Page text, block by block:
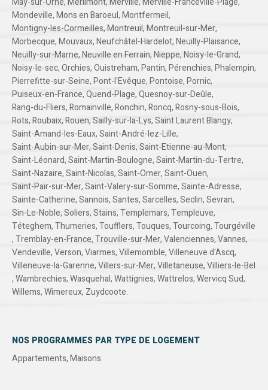
Mondeville,Mons en Baroeul,Montfermeil,
Montigny-les-Cormeilles,Montreuil,Montreuil-sur-Mer,
Morbecque,Mouvaux,Neufchâtel-Hardelot,Neuilly-Plaisance,
Neuilly-sur-Marne,Neuville en Ferrain,Nieppe,Noisy-le-Grand,
Noisy-le-sec,Orchies,Ouistreham,Pantin,Pérenchies,Phalempin,
Pierrefitte-sur-Seine,Pont-l'Evêque,Pontoise,Pornic,
Puiseux-en-France,Quend-Plage,Quesnoy-sur-Deûle,
Rang-du-Fliers,Romainville,Ronchin,Roncq,Rosny-sous-Bois,
Rots,Roubaix,Rouen,Sailly-sur-la-Lys,Saint Laurent Blangy,
Saint-Amand-les-Eaux,Saint-André-lez-Lille,
Saint-Aubin-sur-Mer,Saint-Denis,Saint-Etienne-au-Mont,
Saint-Léonard,Saint-Martin-Boulogne,Saint-Martin-du-Tertre,
Saint-Nazaire,Saint-Nicolas,Saint-Omer,Saint-Ouen,
Saint-Pair-sur-Mer,Saint-Valery-sur-Somme,Sainte-Adresse,
Sainte-Catherine,Sannois,Santes,Sarcelles,Seclin,Sevran,
Sin-Le-Noble,Soliers,Stains,Templemars,Templeuve,
Téteghem,Thumeries,Toufflers,Touques,Tourcoing,Tourgéville
,Tremblay-en-France,Trouville-sur-Mer,Valenciennes,Vannes,
Vendeville,Verson,Viarmes,Villemomble,Villeneuve d'Ascq,
Villeneuve-la-Garenne,Villers-sur-Mer,Villetaneuse,Villiers-le-Bel
,Wambrechies,Wasquehal,Wattignies,Wattrelos,Wervicq Sud,
Willems,Wimereux, Zuydcoote.
NOS PROGRAMMES PAR TYPE DE LOGEMENT
Appartements,Maisons.